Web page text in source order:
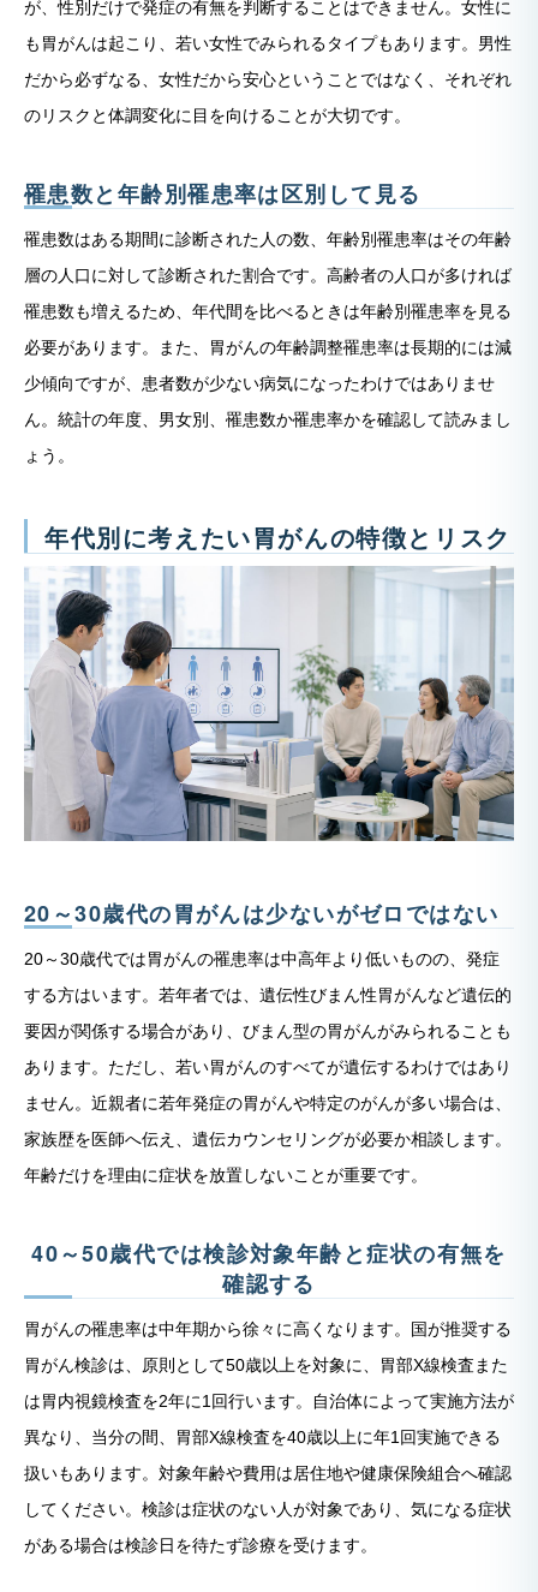
が、性別だけで発症の有無を判断することはできません。女性に
も胃がんは起こり、若い女性でみられるタイプもあります。男性
だから必ずなる、女性だから安心ということではなく、それぞれ
のリスクと体調変化に目を向けることが大切です。
罹患数と年齢別罹患率は区別して見る
罹患数はある期間に診断された人の数、年齢別罹患率はその年齢
層の人口に対して診断された割合です。高齢者の人口が多ければ
罹患数も増えるため、年代間を比べるときは年齢別罹患率を見る
必要があります。また、胃がんの年齢調整罹患率は長期的には減
少傾向ですが、患者数が少ない病気になったわけではありませ
ん。統計の年度、男女別、罹患数か罹患率かを確認して読みまし
ょう。
年代別に考えたい胃がんの特徴とリスク
20～30歳代の胃がんは少ないがゼロではない
20～30歳代では胃がんの罹患率は中高年より低いものの、発症
する方はいます。若年者では、遺伝性びまん性胃がんなど遺伝的
要因が関係する場合があり、びまん型の胃がんがみられることも
あります。ただし、若い胃がんのすべてが遺伝するわけではあり
ません。近親者に若年発症の胃がんや特定のがんが多い場合は、
家族歴を医師へ伝え、遺伝カウンセリングが必要か相談します。
年齢だけを理由に症状を放置しないことが重要です。
40～50歳代では検診対象年齢と症状の有無を
確認する
胃がんの罹患率は中年期から徐々に高くなります。国が推奨する
胃がん検診は、原則として50歳以上を対象に、胃部X線検査また
は胃内視鏡検査を2年に1回行います。自治体によって実施方法が
異なり、当分の間、胃部X線検査を40歳以上に年1回実施できる
扱いもあります。対象年齢や費用は居住地や健康保険組合へ確認
してください。検診は症状のない人が対象であり、気になる症状
がある場合は検診日を待たず診療を受けます。